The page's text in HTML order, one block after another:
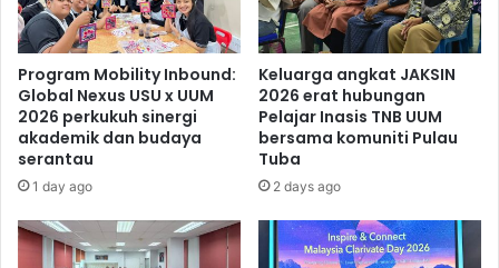
Program Mobility Inbound:
Global Nexus USU x UUM
2026 perkukuh sinergi
akademik dan budaya
serantau
1 day ago
Keluarga angkat JAKSIN
2026 erat hubungan
Pelajar Inasis TNB UUM
bersama komuniti Pulau
Tuba
2 days ago